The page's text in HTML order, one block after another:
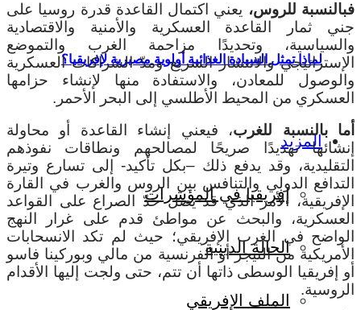
لماذا تمثل السيادة الغذائية أولوية مصيرية لإفريقيا؟
المزيد
إفريقيا في المؤشرات
الحالة الدينية
الملف الإفريقي
للروس،يعني اكتمال القاعدة قدرة روسيا على
ثمار القاعدة العسكرية والأمنية والاقتصادية
وتحديدًا مزاحمة الغرب والتموضع
والانتشار السريع ومدّ الشراكات العسكرية
للمعادن، والاستفادة منها لإنشاء حزامها
من المحيط الأطلسي إلى البحر الأحمر.
بالنسبة للغرب، فيعني إنشاء القاعدة أو محاولة
تهديدًا صريحًا لمصالحهم ونطاقات نفوذهم
وقد يدفع ذلك –بكل تأكيد- إلى تسارع وتيرة
الدولي والتنافس بين الروس والغرب في القارة
الأمر الذي قد يصل حدّ الصراع على القواعد
والبحث عن مواطئ قدم على غرار النهج
في الغرب الإفريقي؛ حيث لم تكد الانسحابات
من النيجر أو الفرنسية من مالي وبوركينا فاسو
إفريقيا الوسطى ذاتها أن تتم، حتى ولجت إليها الأقدام